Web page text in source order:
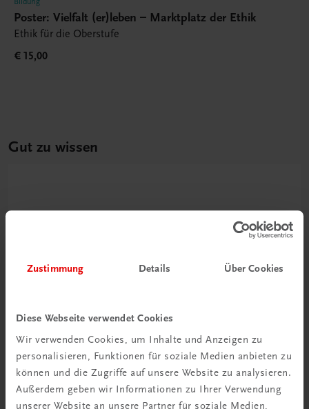
Zustimmung Details Über Cookies
Diese Webseite verwendet Cookies
Wir verwenden Cookies, um Inhalte und Anzeigen zu
personalisieren, Funktionen für soziale Medien anbieten zu
können und die Zugriffe auf unsere Website zu analysieren.
Außerdem geben wir Informationen zu Ihrer Verwendung
unserer Website an unsere Partner für soziale Medien,
Poster: Vielfalt (er)leben – Marktplatz der Ethik
Ethik für die Oberstufe
€ 15,00
Gut zu wissen
Wie mit KI im Unterricht
umgehen?